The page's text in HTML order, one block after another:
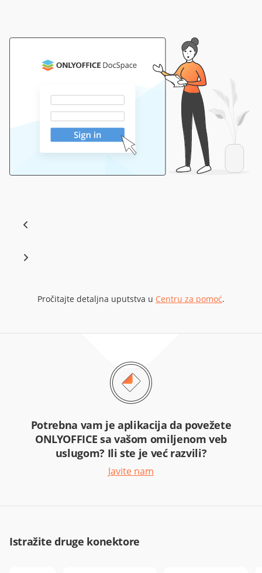
Pročitajte detaljna uputstva u Centru za pomoć.
Potrebna vam je aplikacija da povežete
ONLYOFFICE sa vašom omiljenom veb
uslugom? Ili ste je već razvili?
Javite nam
Istražite druge konektore